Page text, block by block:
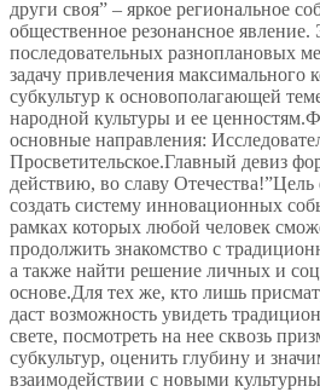
други своя” – яркое региональное
общественное резонансное явление.
последовательных разноплановых
задачу привлечения максимального
субкультур к основополагающей
народной культуры и ее
основные направления:
Просветительское.Главный девиз
действию, во славу
создать систему инновационных
рамках которых любой человек
продолжить знакомство с
а также найти решение личных и
основе.Для тех же, кто лишь
даст возможность увидеть
свете, посмотреть на нее сквозь
субкультур, оценить глубину и
взаимодействии с новыми